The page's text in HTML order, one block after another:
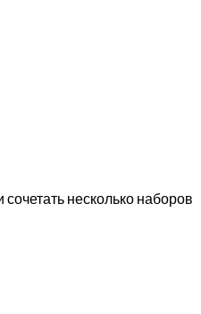
несколько наборов